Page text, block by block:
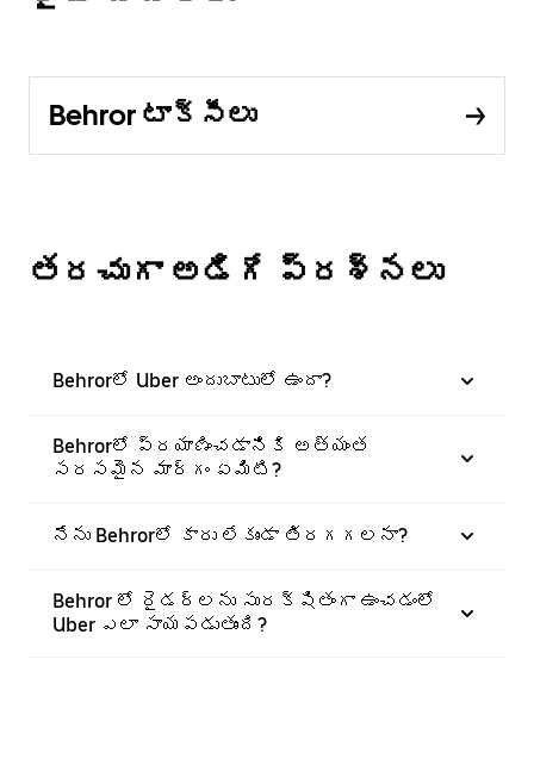
Behror టాక్సీలు
తరచుగా అడిగే ప్రశ్నలు
Behrorలో Uber అందుబాటులో ఉందా?
Behrorలో ప్రయాణించడానికి అత్యంత
సరసమైన మార్గం ఏమిటి?
నేను Behrorలో కారు లేకుండా తిరగగలనా?
Behror లో రైడర్‌లను సురక్షితంగా ఉంచడంలో
Uber ఎలా సాయపడుతుంది?